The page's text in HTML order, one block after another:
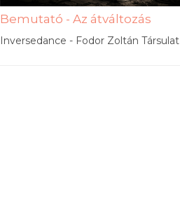
Bemutató - Az átváltozás
Inversedance - Fodor Zoltán Társulat